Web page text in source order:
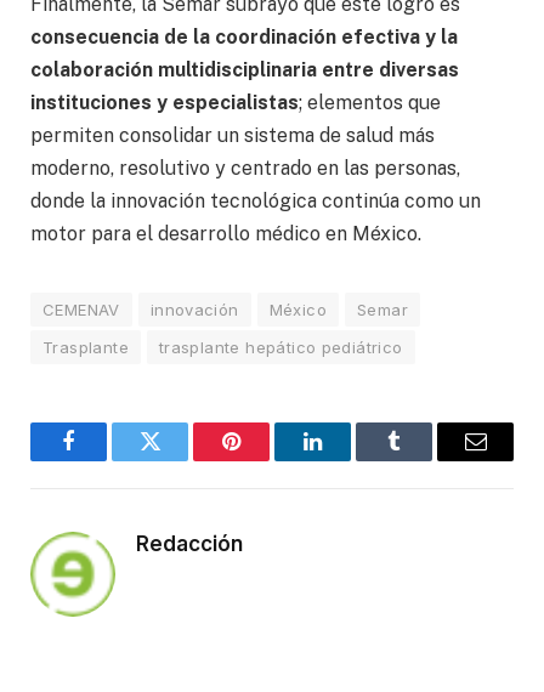
consecuencia de la coordinación efectiva y la
colaboración multidisciplinaria entre diversas
instituciones y especialistas; elementos que
permiten consolidar un sistema de salud más
moderno, resolutivo y centrado en las personas,
donde la innovación tecnológica continúa como un
motor para el desarrollo médico en México.
CEMENAV innovación México
Semar
Trasplante
trasplante hepático pediátrico
FacebookTwitter Pinterest LinkedInTumblr Email
Redacción